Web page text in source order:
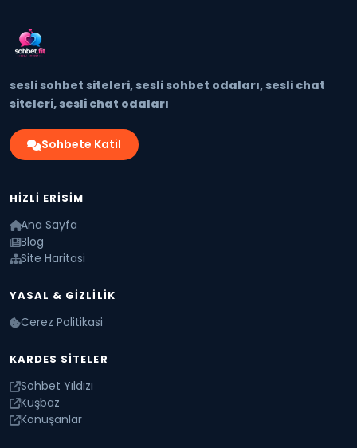
sesli sohbet siteleri, sesli sohbet odaları, sesli chat
siteleri, sesli chat odaları
Sohbete Katil
HIZLI ERISIM
Ana Sayfa
Blog
Site Haritasi
YASAL & GIZLILIK
Cerez Politikasi
KARDES SITELER
Sohbet Yıldızı
Kuşbaz
Konuşanlar